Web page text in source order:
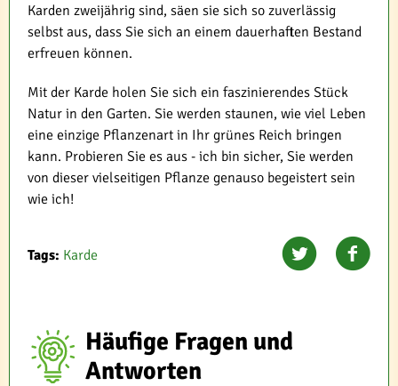
Karden zweijährig sind, säen sie sich so zuverlässig
selbst aus, dass Sie sich an einem dauerhaften Bestand
erfreuen können.
Mit der Karde holen Sie sich ein faszinierendes Stück
Natur in den Garten. Sie werden staunen, wie viel Leben
eine einzige Pflanzenart in Ihr grünes Reich bringen
kann. Probieren Sie es aus - ich bin sicher, Sie werden
von dieser vielseitigen Pflanze genauso begeistert sein
wie ich!
Tags: Karde
Häufige Fragen und
Antworten